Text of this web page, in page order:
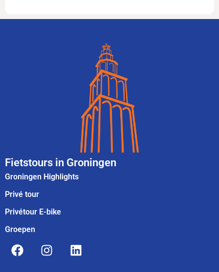
Fietstours in Groningen
Groningen Highlights
Privé tour
Privétour E-bike
Groepen